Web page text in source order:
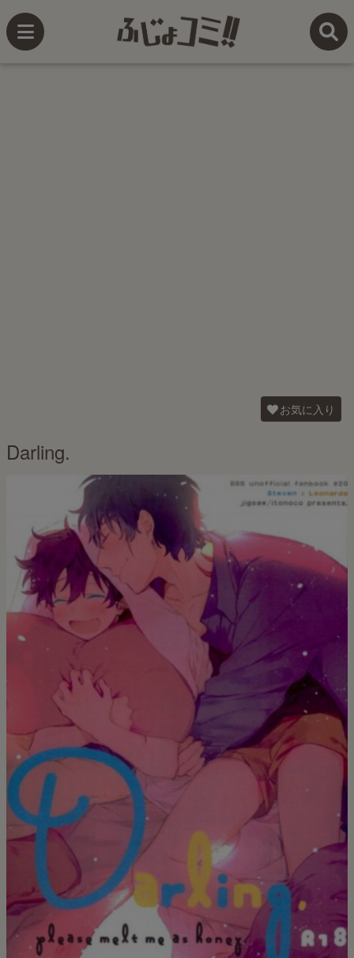
お気に入り
Darling.